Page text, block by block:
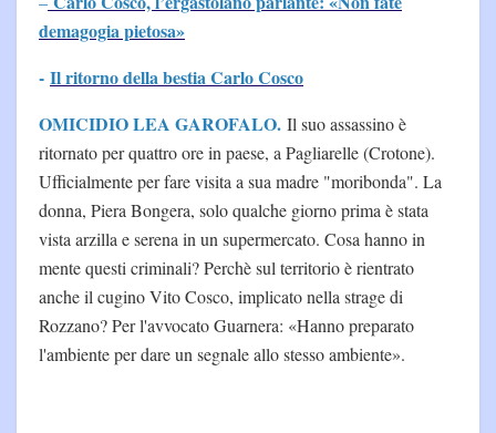
demagogia pietosa»
- Il ritorno della bestia Carlo Cosco
OMICIDIO LEA GAROFALO. Il suo assassino è
ritornato per quattro ore in paese, a Pagliarelle (Crotone).
Ufficialmente per fare visita a sua madre "moribonda". La
donna, Piera Bongera, solo qualche giorno prima è stata
vista arzilla e serena in un supermercato. Cosa hanno in
mente questi criminali? Perchè sul territorio è rientrato
anche il cugino Vito Cosco, implicato nella strage di
Rozzano? Per l'avvocato Guarnera: «Hanno preparato
l'ambiente per dare un segnale allo stesso ambiente».